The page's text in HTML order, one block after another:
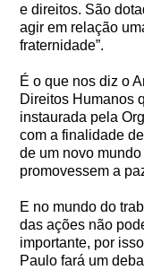
e direitos. São
agir em relação
fraternidade”.
É o que nos diz o
Direitos Humanos
instaurada pela
com a finalidade
de um novo
promovessem a
E no mundo do
das ações não
importante, por
Paulo fará um